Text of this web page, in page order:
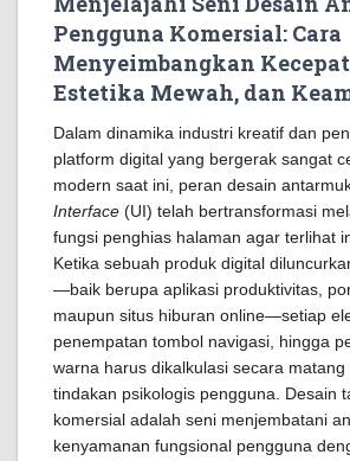
Pengguna Komersial: Cara
Menyeimbangkan
Estetika Mewah, dan
Dalam dinamika industri kreatif dan
platform digital yang bergerak sangat
modern saat ini, peran desain
Interface (UI) telah bertransformasi
fungsi penghias halaman agar terlihat
Ketika sebuah produk digital
—baik berupa aplikasi produktivitas,
maupun situs hiburan online—setiap
penempatan tombol navigasi, hingga
warna harus dikalkulasi secara
tindakan psikologis pengguna. Desain
komersial adalah seni menjembatani
kenyamanan fungsional pengguna